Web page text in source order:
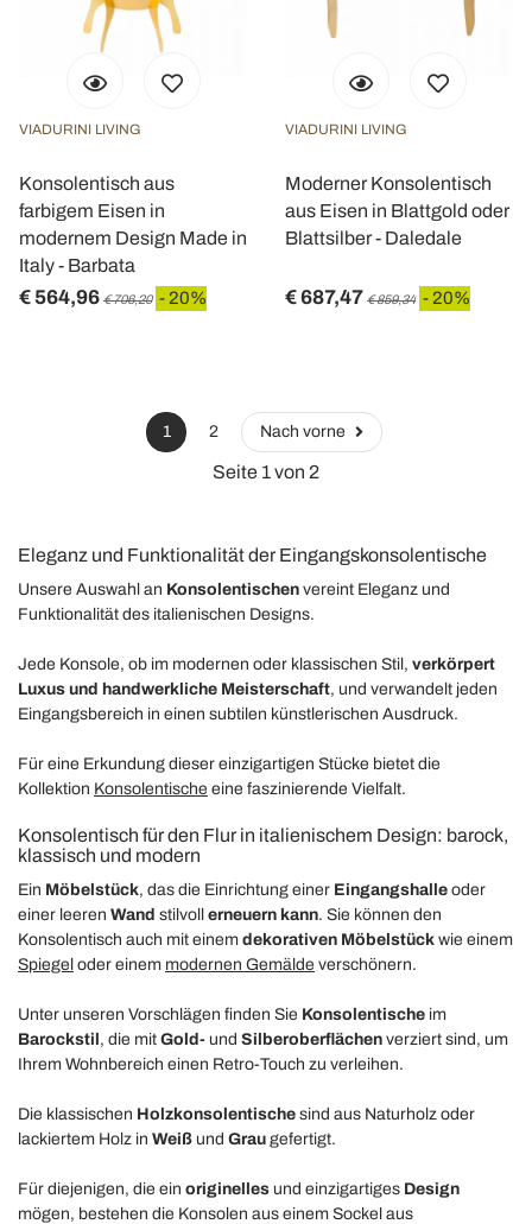
VIADURINI LIVING
Konsolentisch aus
farbigem Eisen in
modernem Design Made in
Italy - Barbata
€ 564,96 € 706,20 - 20%
VIADURINI LIVING
Moderner Konsolentisch
aus Eisen in Blattgold oder
Blattsilber - Daledale
€ 687,47 € 859,34 - 20%
1 2 Nach vorne
Seite 1 von 2
Eleganz und Funktionalität der Eingangskonsolentische
Unsere Auswahl an Konsolentischen vereint Eleganz und
Funktionalität des italienischen Designs.
Jede Konsole, ob im modernen oder klassischen Stil, verkörpert
Luxus und handwerkliche Meisterschaft, und verwandelt jeden
Eingangsbereich in einen subtilen künstlerischen Ausdruck.
Für eine Erkundung dieser einzigartigen Stücke bietet die
Kollektion Konsolentische eine faszinierende Vielfalt.
Konsolentisch für den Flur in italienischem Design: barock,
klassisch und modern
Ein Möbelstück, das die Einrichtung einer Eingangshalle oder
einer leeren Wand stilvoll erneuern kann. Sie können den
Konsolentisch auch mit einem dekorativen Möbelstück wie einem
Spiegel oder einem modernen Gemälde verschönern.
Unter unseren Vorschlägen finden Sie Konsolentische im
Barockstil , die mit Gold- und Silberoberflächen verziert sind, um
Ihrem Wohnbereich einen Retro-Touch zu verleihen.
Die klassischen Holzkonsolentische sind aus Naturholz oder
lackiertem Holz in Weiß und Grau gefertigt.
Für diejenigen, die ein originelles und einzigartiges Design
mögen, bestehen die Konsolen aus einem Sockel aus